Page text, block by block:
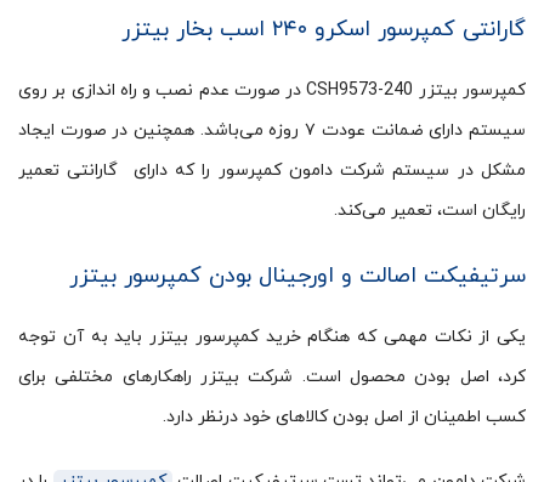
گارانتی کمپرسور اسکرو ۲۴۰ اسب بخار بیتزر
کمپرسور بیتزر CSH9573-240 در صورت عدم نصب و راه اندازی بر روی
سیستم دارای ضمانت عودت ۷ روزه می‌باشد. همچنین در صورت ایجاد
مشکل در سیستم شرکت دامون کمپرسور را که دارای گارانتی تعمیر
رایگان است، تعمیر می‌کند.
سرتیفیکت اصالت و اورجینال بودن کمپرسور بیتزر
یکی از نکات مهمی که هنگام خرید کمپرسور بیتزر باید به آن توجه
کرد، اصل بودن محصول است. شرکت بیتزر راهکارهای مختلفی برای
کسب اطمینان از اصل بودن کالاهای خود درنظر دارد.